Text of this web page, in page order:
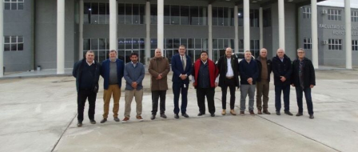
ANTERIOR
Morón organiza su 1° Feria del Libro con la
participación de destacados escritores